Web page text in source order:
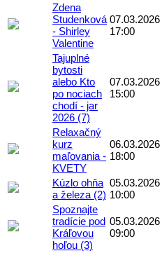
Zdena
Studenková
- Shirley
Valentine
07.03.2026
17:00
Tajuplné
bytosti
alebo Kto
po nociach
chodí - jar
2026 (7)
07.03.2026
15:00
Relaxačný
kurz
maľovania -
KVETY
06.03.2026
18:00
Kúzlo ohňa
a železa (2)
05.03.2026
10:00
Spoznajte
tradície pod
Kráľovou
hoľou (3)
05.03.2026
09:00